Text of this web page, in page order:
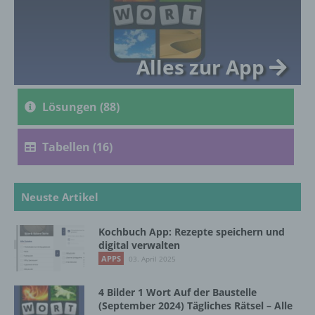
Alles zur App
Lösungen (88)
Tabellen (16)
Neuste Artikel
Kochbuch App: Rezepte speichern und
digital verwalten
APPS 03. April 2025
4 Bilder 1 Wort Auf der Baustelle
(September 2024) Tägliches Rätsel – Alle
genetischen, psychischen, wirtschaftlichen,
kulturellen oder sozialen Identität dieser
natürlichen Person sind, identifiziert werden
Betroffene Person ist jede identifizierte oder
identifizierbare natürliche Person, deren
personenbezogene Daten von dem für die
Verarbeitung Verantwortlichen verarbeitet
werden.
c) Verarbeitung
Verarbeitung ist jeder mit oder ohne Hilfe
Vorgang oder jede solche Vorgangsreihe im
Zusammenhang mit personenbezogenen